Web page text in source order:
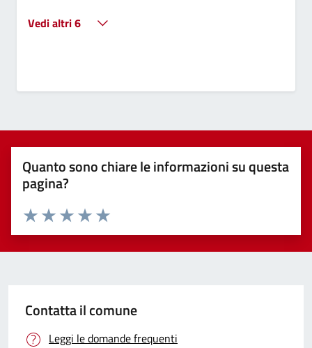
Vedi altri 6
Quanto sono chiare le informazioni su questa
pagina?
Valuta 5 stelle su 5
Valuta 4 stelle su 5
Valuta 3 stelle su 5
Valuta 2 stelle su 5
Valuta 1 stelle su 5
Contatta il comune
Leggi le domande frequenti